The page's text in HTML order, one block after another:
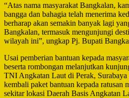
“Atas nama masyarakat Bangkalan,
bangga dan bahagia telah menerima
berharap akan semakin banyak lagi
Bangkalan, termasuk mengunjungi
wilayah ini”, ungkap Pj. Bupati
Usai pemberian bantuan kepada
beserta rombongan melanjutkan
TNI Angkatan Laut di Perak, Surabaya
kembali paket bantuan kepada ratusan
sekitar lokasi Daerah Basis Angkatan